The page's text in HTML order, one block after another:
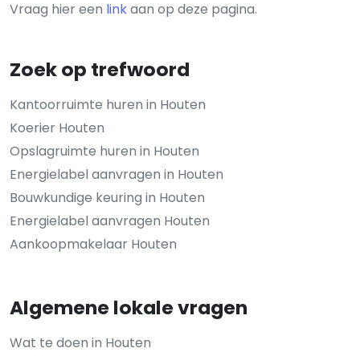
Vraag hier een linkaan op deze pagina.
Zoek op trefwoord
Kantoorruimte huren in Houten
Koerier Houten
Opslagruimte huren in Houten
Energielabel aanvragen in Houten
Bouwkundige keuring in Houten
Energielabel aanvragen Houten
Aankoopmakelaar Houten
Algemene lokale vragen
Wat te doen in Houten